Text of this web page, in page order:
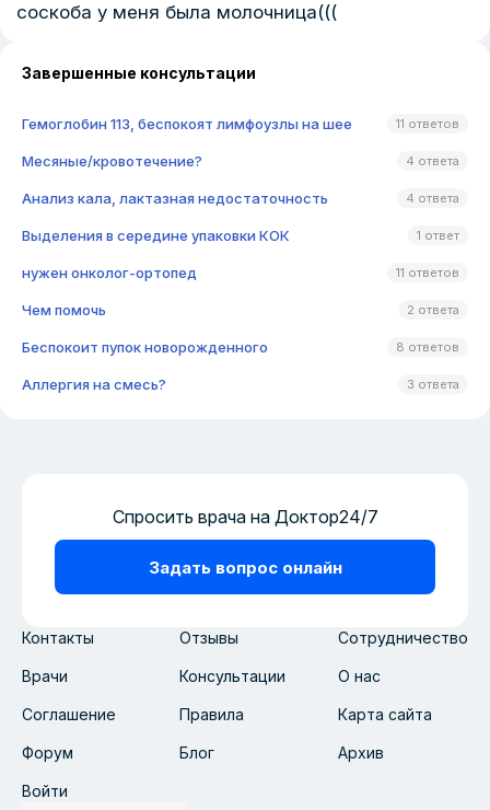
соскоба у меня была молочница(((
Завершенные консультации
Гемоглобин 113, беспокоят лимфоузлы на шее 11 ответов
Месяные/кровотечение? 4 ответа
Анализ кала, лактазная недостаточность 4 ответа
Выделения в середине упаковки КОК 1 ответ
нужен онколог-ортопед 11 ответов
Чем помочь 2 ответа
Беспокоит пупок новорожденного 8 ответов
Аллергия на смесь? 3 ответа
Контакты Отзывы Сотрудничество
Врачи Консультации О нас
Соглашение Правила Карта сайта
Форум Блог Архив
Войти
Спросить врача на Доктор24/7
Задать вопрос онлайн